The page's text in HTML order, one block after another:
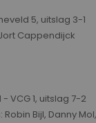
5, uitslag 3-1
Cappendijck
VCG 1, uitslag 7-2
Bijl, Danny